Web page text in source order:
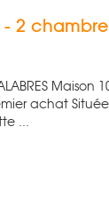
2
Maison
achat
...